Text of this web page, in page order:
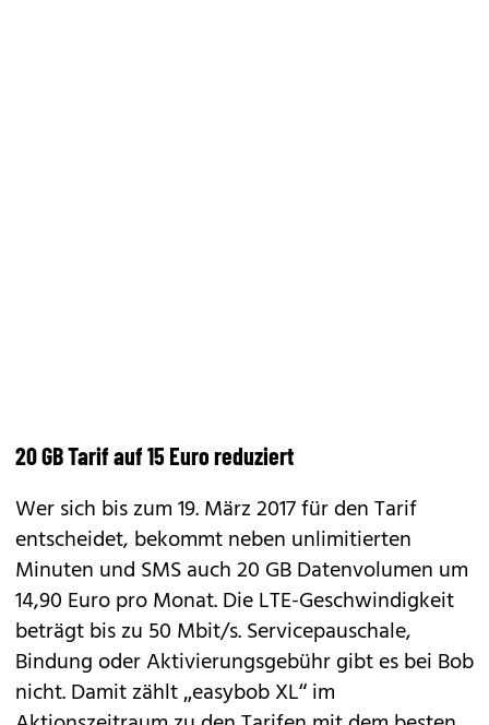
20 GB Tarif auf 15 Euro reduziert
Wer sich bis zum 19. März 2017 für den Tarif
entscheidet, bekommt neben unlimitierten
Minuten und SMS auch 20 GB Datenvolumen um
14,90 Euro pro Monat. Die LTE-Geschwindigkeit
beträgt bis zu 50 Mbit/s. Servicepauschale,
Bindung oder Aktivierungsgebühr gibt es bei Bob
nicht. Damit zählt „easybob XL“ im